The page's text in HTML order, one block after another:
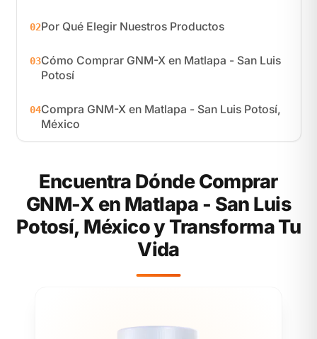
02Por Qué Elegir Nuestros Productos
03Cómo Comprar GNM-X en Matlapa - San Luis
Potosí
04Compra GNM-X en Matlapa - San Luis Potosí,
México
Encuentra Dónde Comprar
GNM-X en Matlapa - San Luis
Potosí, México y Transforma Tu
Vida